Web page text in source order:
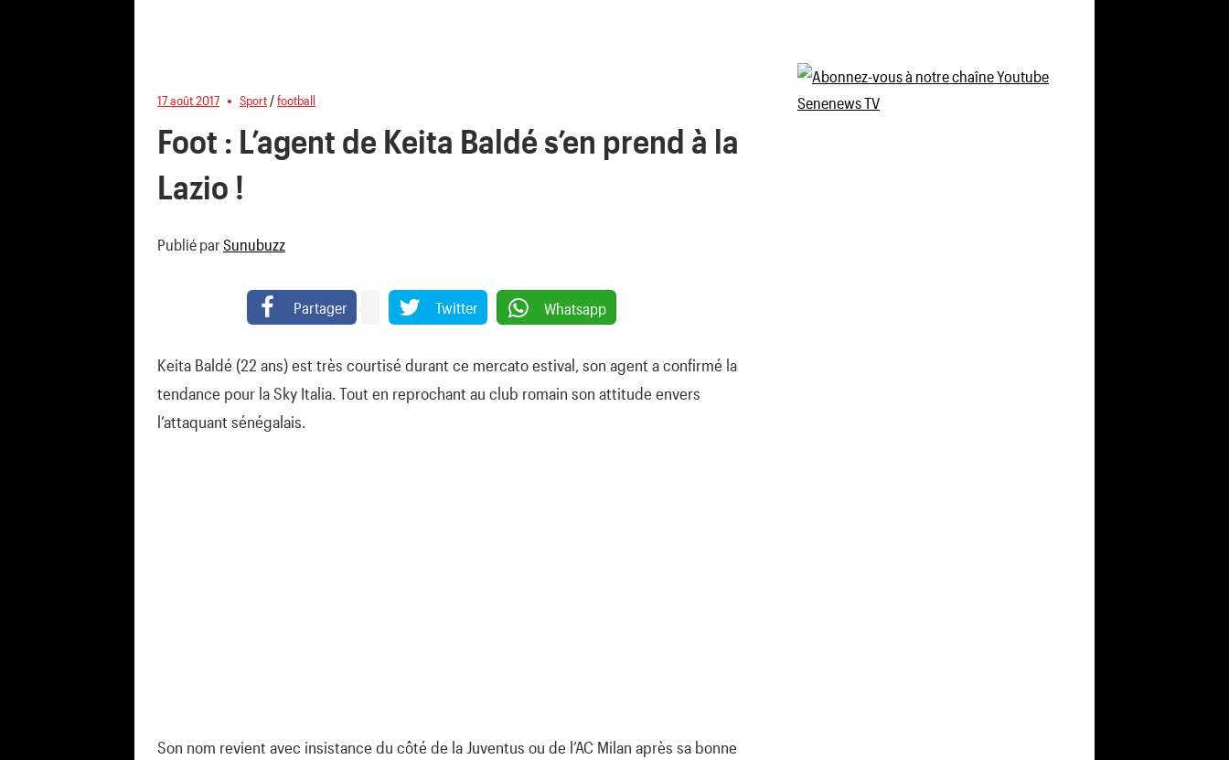
17 août 2017 Sport /football
Foot : L’agent de Keita Baldé s’en prend à la
Lazio !
Publié par Sunubuzz
Partager Twitter Whatsapp
Keita Baldé (22 ans) est très courtisé durant ce mercato estival, son agent a confirmé la
tendance pour la Sky Italia. Tout en reprochant au club romain son attitude envers
l’attaquant sénégalais.
Son nom revient avec insistance du côté de la Juventus ou de l’AC Milan après sa bonne